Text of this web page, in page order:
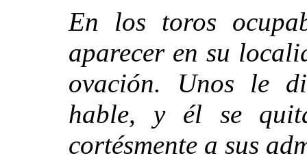
En los toros
aparecer en su
ovación. Unos le
hable, y él se
cortésmente a sus